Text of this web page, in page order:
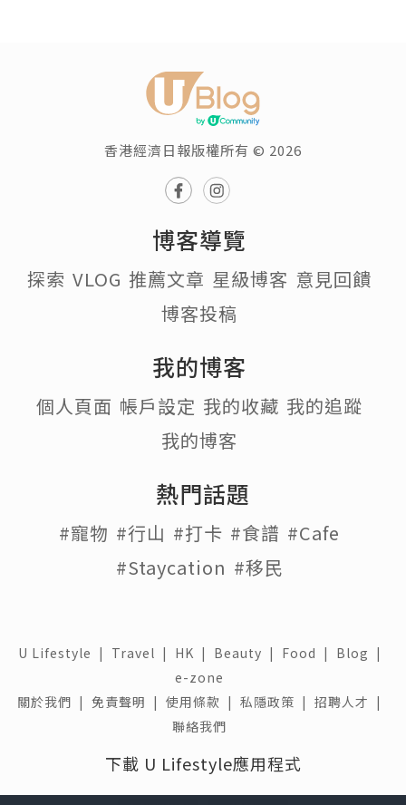
香港經濟日報版權所有 © 2026
博客導覽
探索 VLOG 推薦文章 星級博客 意見回饋
博客投稿
我的博客
個人頁面 帳戶設定 我的收藏 我的追蹤
我的博客
熱門話題
#寵物 #行山 #打卡 #食譜 #Cafe
#Staycation #移民
U Lifestyle | Travel | HK | Beauty | Food | Blog |
e-zone
關於我們 | 免責聲明 | 使用條款 | 私隱政策 | 招聘人才 |
聯絡我們
下載 U Lifestyle應用程式